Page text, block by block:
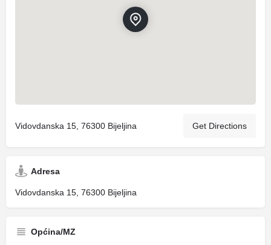
Vidovdanska 15, 76300 Bijeljina Get Directions
Adresa
Vidovdanska 15, 76300 Bijeljina
Općina/MZ